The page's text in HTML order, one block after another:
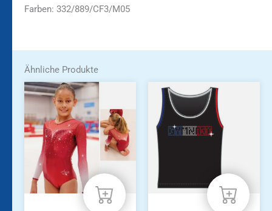
Farben: 332/889/CF3/M05
Ähnliche Produkte
Dieses
Produkt
weist
mehrere
Varianten
auf.
Die
Optionen
können
auf
Dieses
Produkt
weist
mehrere
Varianten
auf.
Optionen
können